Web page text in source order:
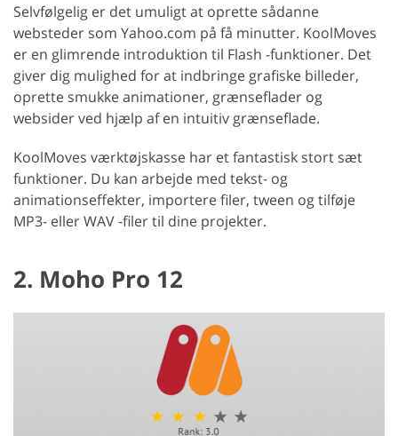
Selvfølgelig er det umuligt at oprette sådanne
websteder som Yahoo.com på få minutter. KoolMoves
er en glimrende introduktion til Flash -funktioner. Det
giver dig mulighed for at indbringe grafiske billeder,
oprette smukke animationer, grænseflader og
websider ved hjælp af en intuitiv grænseflade.
KoolMoves værktøjskasse har et fantastisk stort sæt
funktioner. Du kan arbejde med tekst- og
animationseffekter, importere filer, tween og tilføje
MP3- eller WAV -filer til dine projekter.
2. Moho Pro 12